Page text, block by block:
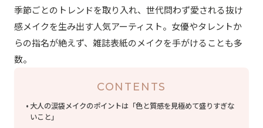
季節ごとのトレンドを取り入れ、世代問わず愛される抜け
感メイクを生み出す人気アーティスト。女優やタレントか
らの指名が絶えず、雑誌表紙のメイクを手がけることも多
数。
CONTENTS
大人の涙袋メイクのポイントは「色と質感を見極めて盛りすぎな
いこと」